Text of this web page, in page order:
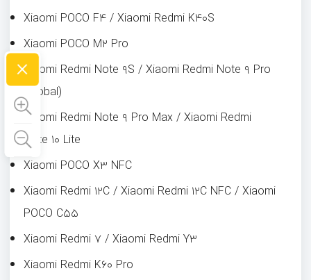
Xiaomi POCO F۴ / Xiaomi Redmi K۴۰S
Xiaomi POCO M۲ Pro
Xiaomi Redmi Note ۹S / Xiaomi Redmi Note ۹ Pro
(Global)
Xiaomi Redmi Note ۹ Pro Max / Xiaomi Redmi
Note ۱۰ Lite
Xiaomi POCO X۳ NFC
Xiaomi Redmi ۱۲C / Xiaomi Redmi ۱۲C NFC / Xiaomi
POCO C۵۵
Xiaomi Redmi ۷ / Xiaomi Redmi Y۳
Xiaomi Redmi K۶۰ Pro
×